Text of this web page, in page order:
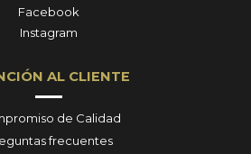
Facebook
Instagram
AL CLIENTE
de Calidad
frecuentes